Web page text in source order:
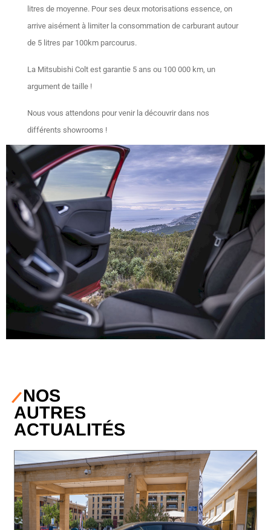
litres de moyenne. Pour ses deux motorisations essence, on
arrive aisément à limiter la consommation de carburant autour
de 5 litres par 100km parcourus.
La Mitsubishi Colt est garantie 5 ans ou 100 000 km, un
argument de taille !
Nous vous attendons pour venir la découvrir dans nos
différents showrooms !
NOS
AUTRES
ACTUALITÉS